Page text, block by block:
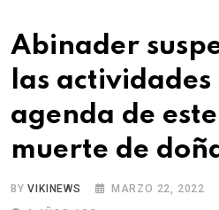
Abinader
las actividades
agenda de
muerte de
BYVIKINEWS MARZO 22, 2022